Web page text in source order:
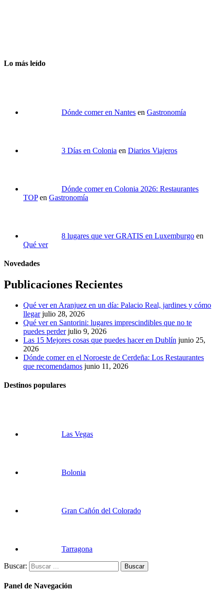
Lo más leído
Dónde comer en Nantes en Gastronomía
3 Días en Colonia en Diarios Viajeros
Dónde comer en Colonia 2026: Restaurantes
TOP en Gastronomía
8 lugares que ver GRATIS en Luxemburgo en
Qué ver
Novedades
Publicaciones Recientes
Qué ver en Aranjuez en un día: Palacio Real, jardines y cómo
llegar julio 28, 2026
Qué ver en Santorini: lugares imprescindibles que no te
puedes perder julio 9, 2026
Las 15 Mejores cosas que puedes hacer en Dublín junio 25,
2026
Dónde comer en el Noroeste de Cerdeña: Los Restaurantes
que recomendamos junio 11, 2026
Destinos populares
Las Vegas
Bolonia
Gran Cañón del Colorado
Tarragona
Buscar:
Panel de Navegación